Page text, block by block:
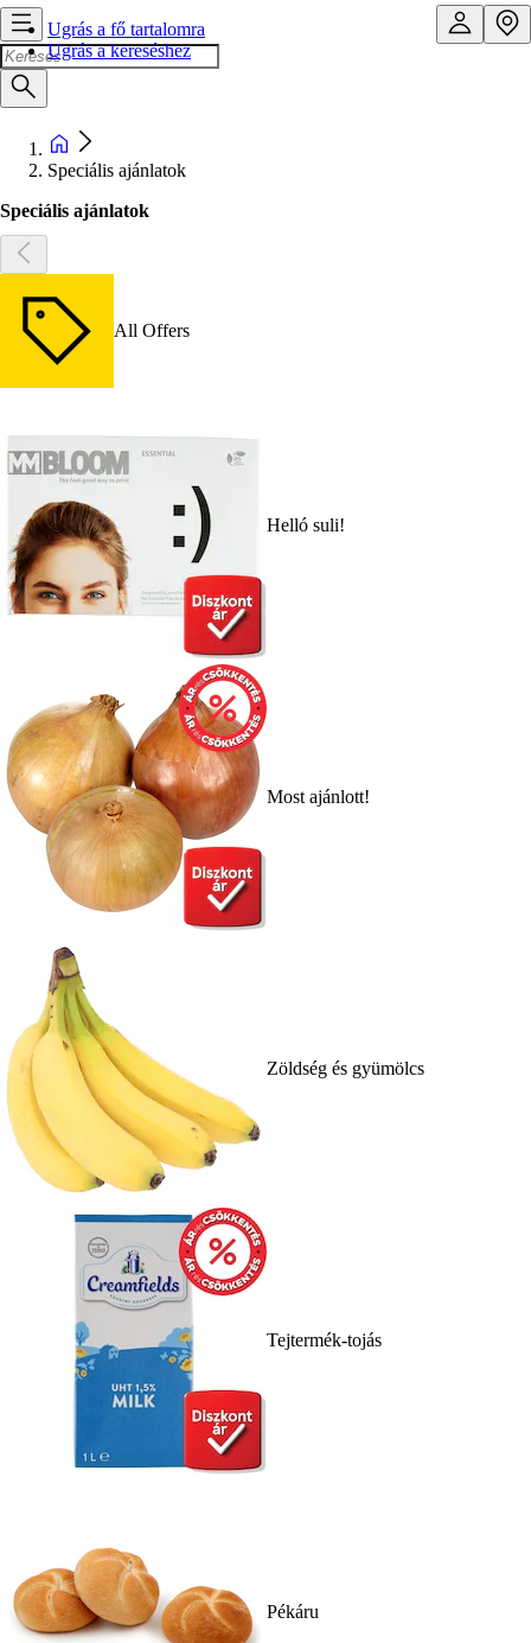
Ugrás a fő tartalomra
Ugrás a kereséshez
Speciális ajánlatok
Speciális ajánlatok
All Offers
Helló suli!
Most ajánlott!
Zöldség és gyümölcs
Tejtermék-tojás
Pékáru